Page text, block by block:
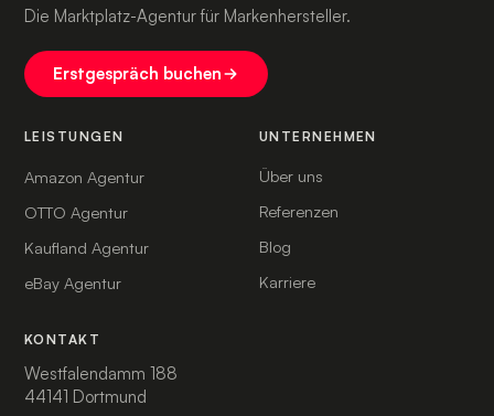
Die Marktplatz-Agentur für Markenhersteller.
Erstgespräch buchen
LEISTUNGEN
Amazon Agentur
OTTO Agentur
Kaufland Agentur
eBay Agentur
UNTERNEHMEN
Über uns
Referenzen
Blog
Karriere
KONTAKT
Westfalendamm 188
44141 Dortmund